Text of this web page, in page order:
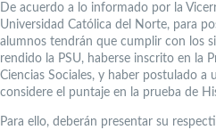
De acuerdo a lo informado por la
Universidad Católica del Norte, para
alumnos tendrán que cumplir con los
rendido la PSU, haberse inscrito en la
Ciencias Sociales, y haber postulado
considere el puntaje en la prueba de
Para ello, deberán presentar su